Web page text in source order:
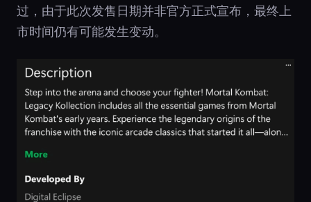
过，由于此次发售日期并非官方正式宣布，最终上
市时间仍有可能发生变动。